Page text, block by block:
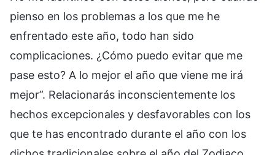
pienso en los problemas a los que me he
enfrentado este año, todo han sido
complicaciones. ¿Cómo puedo evitar que me
pase esto? A lo mejor el año que viene me irá
mejor”. Relacionarás inconscientemente los
hechos excepcionales y desfavorables con los
que te has encontrado durante el año con los